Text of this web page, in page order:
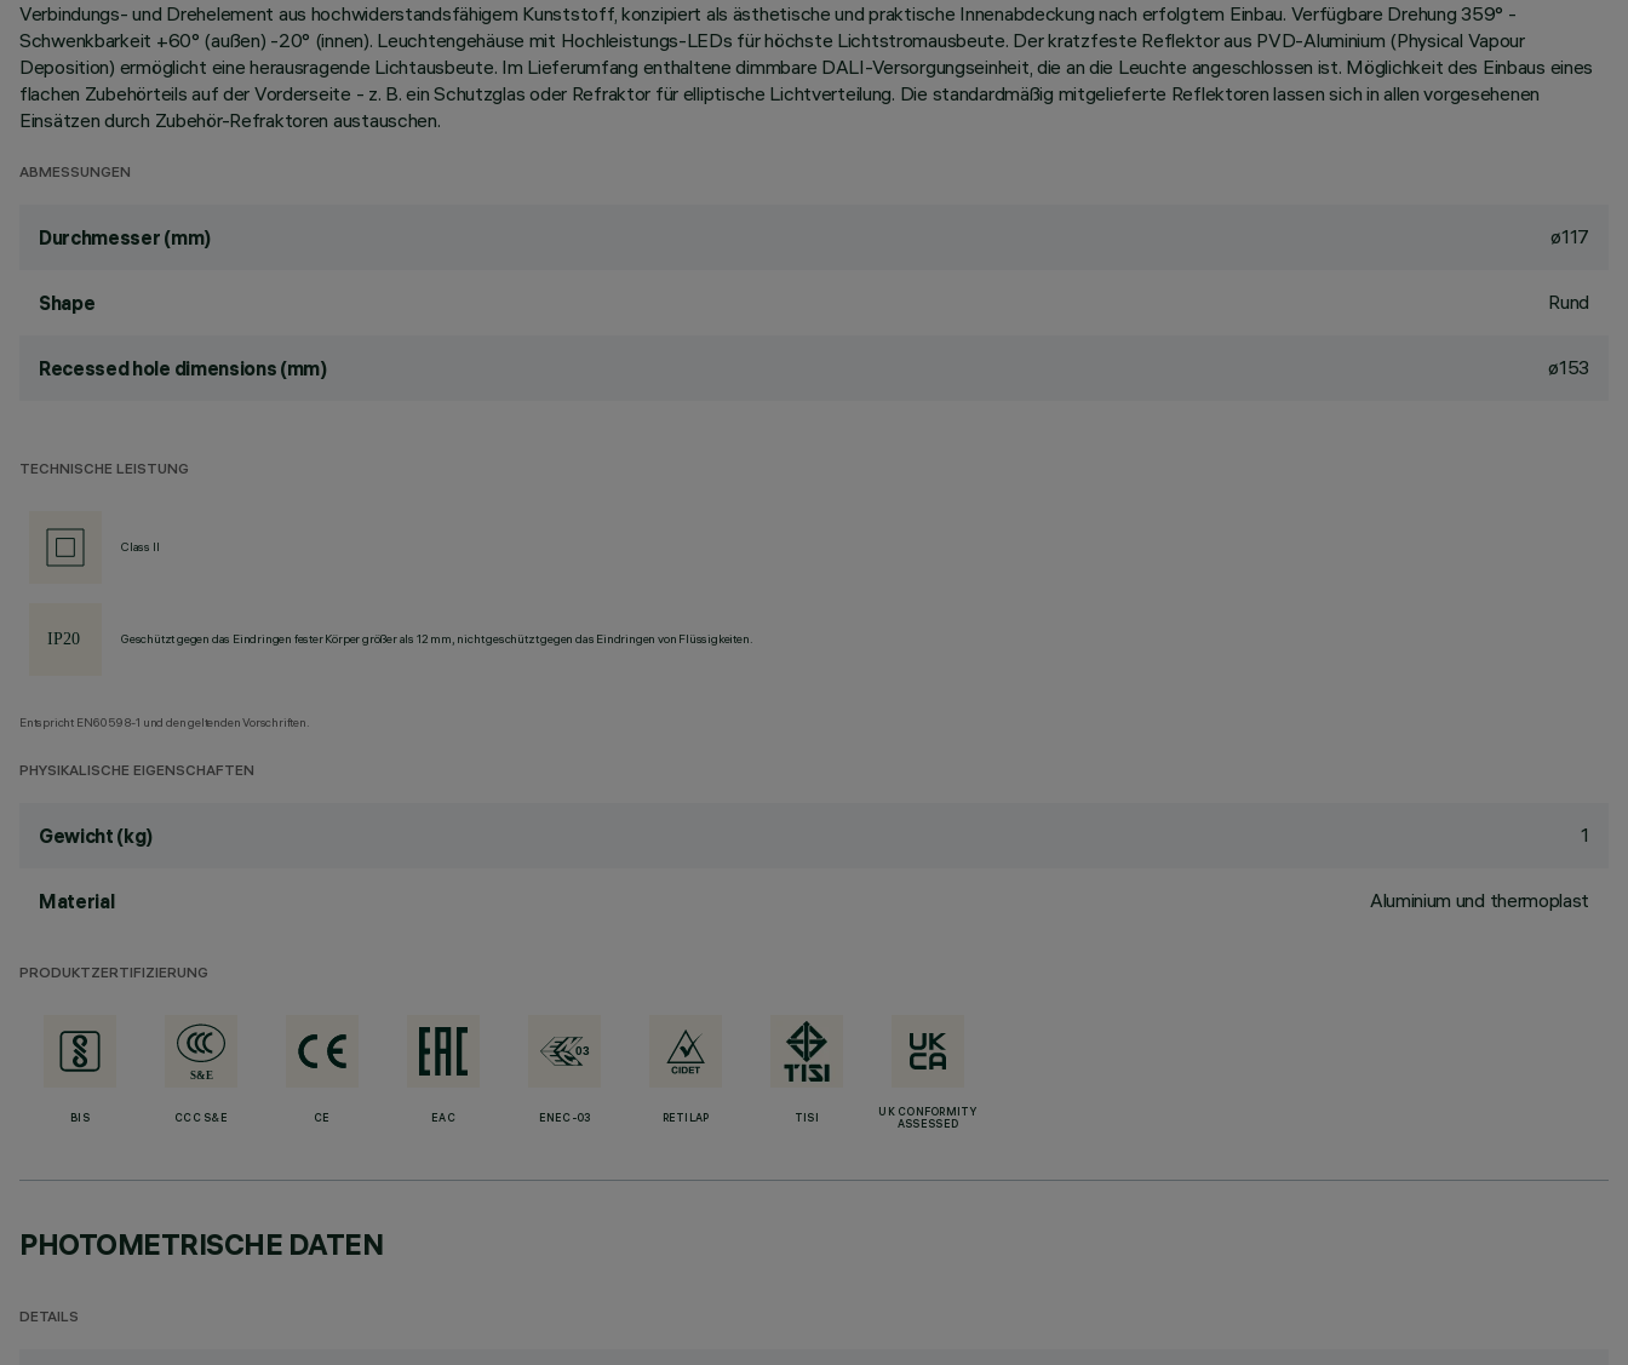
Verbindungs- und Drehelement aus hochwiderstandsfähigem Kunststoff, konzipiert als ästhetische und praktische Innenabdeckung nach erfolgtem Einbau. Verfügbare Drehung 359° -
Schwenkbarkeit +60° (außen) -20° (innen). Leuchtengehäuse mit Hochleistungs-LEDs für höchste Lichtstromausbeute. Der kratzfeste Reflektor aus PVD-Aluminium (Physical Vapour
Deposition) ermöglicht eine herausragende Lichtausbeute. Im Lieferumfang enthaltene dimmbare DALI-Versorgungseinheit, die an die Leuchte angeschlossen ist. Möglichkeit des Einbaus eines
flachen Zubehörteils auf der Vorderseite - z. B. ein Schutzglas oder Refraktor für elliptische Lichtverteilung. Die standardmäßig mitgelieferte Reflektoren lassen sich in allen vorgesehenen
Einsätzen durch Zubehör-Refraktoren austauschen.
ABMESSUNGEN
Durchmesser (mm) ø117
Shape Rund
Recessed hole dimensions (mm) ø153
TECHNISCHE LEISTUNG
Class II
Geschützt gegen das Eindringen fester Körper größer als 12 mm, nicht geschützt gegen das Eindringen von Flüssigkeiten.
Entspricht EN60598-1 und den geltenden Vorschriften.
PHYSIKALISCHE EIGENSCHAFTEN
Gewicht (kg) 1
Material Aluminium und thermoplast
PRODUKTZERTIFIZIERUNG
BIS CCC S&E CE EAC ENEC-03 RETILAP TISI
UK CONFORMITY
ASSESSED
PHOTOMETRISCHE DATEN
DETAILS